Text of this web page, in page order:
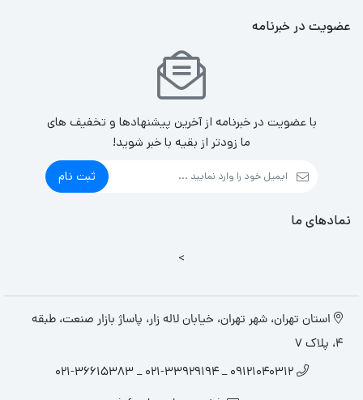
عضویت در خبرنامه
با عضویت در خبرنامه از آخرین پیشنهادها و تخفیف های
ما زودتر از بقیه با خبر شوید!
ثبت نام
نمادهای ما
>
استان تهران، شهر تهران، خیابان لاله زار، پاساژ بازار صنعت، طبقه
4، پلاک 7
09121040312 _ 021-33929194 _ 021-36615383